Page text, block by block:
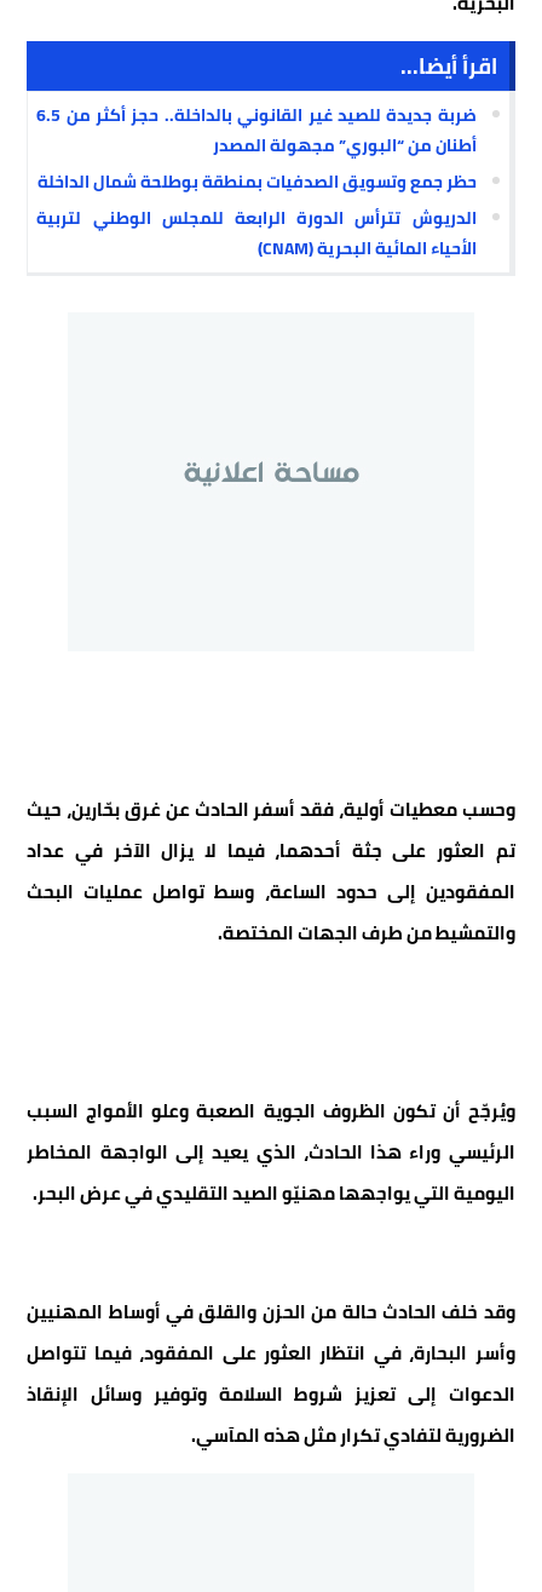
اقرأ أيضا...
ضربة جديدة للصيد غير القانوني بالداخلة.. حجز أكثر من 6.5
أطنان من “البوري” مجهولة المصدر
حظر جمع وتسويق الصدفيات بمنطقة بوطلحة شمال الداخلة
الدريوش تترأس الدورة الرابعة للمجلس الوطني لتربية
الأحياء المائية البحرية (CNAM)
وحسب معطيات أولية، فقد أسفر الحادث عن غرق بحّارين، حيث
تم العثور على جثة أحدهما، فيما لا يزال الآخر في عداد
المفقودين إلى حدود الساعة، وسط تواصل عمليات البحث
والتمشيط من طرف الجهات المختصة.
ويُرجّح أن تكون الظروف الجوية الصعبة وعلو الأمواج السبب
الرئيسي وراء هذا الحادث، الذي يعيد إلى الواجهة المخاطر
اليومية التي يواجهها مهنيّو الصيد التقليدي في عرض البحر.
وقد خلف الحادث حالة من الحزن والقلق في أوساط المهنيين
وأسر البحارة، في انتظار العثور على المفقود، فيما تتواصل
الدعوات إلى تعزيز شروط السلامة وتوفير وسائل الإنقاذ
الضرورية لتفادي تكرار مثل هذه المآسي.